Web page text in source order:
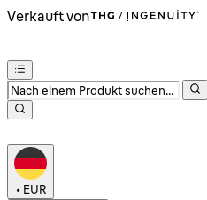
Verkauft von
• EUR